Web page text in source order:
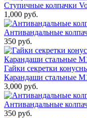
Ступичные колпачки
1,000 руб.
Антивандальные
350 руб.
Гайки секретки
Карандаши стальные
3,000 руб.
Антивандальные
350 руб.